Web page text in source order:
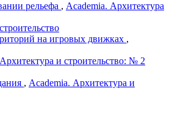
рельефа , Academia. Архитектура
на игровых движках ,
и строительство: № 2
, Academia. Архитектура и